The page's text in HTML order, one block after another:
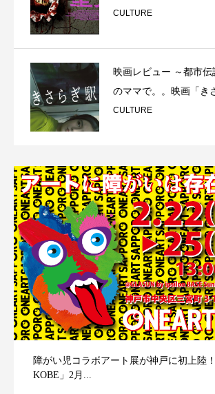
CULTURE
映画レビュー ～都市伝
のママで。。映画「き
CULTURE
障がい児コラボアート展が神戸に初上陸
KOBE」2月...